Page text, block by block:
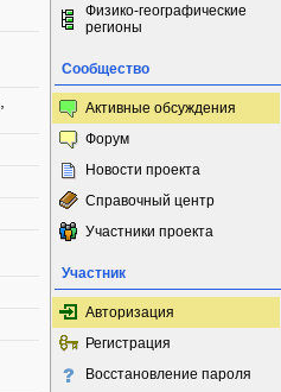
Физико-географические
регионы
Сообщество
Активные обсуждения
Форум
Новости проекта
Справочный центр
Участники проекта
Участник
Авторизация
Регистрация
Восстановление пароля